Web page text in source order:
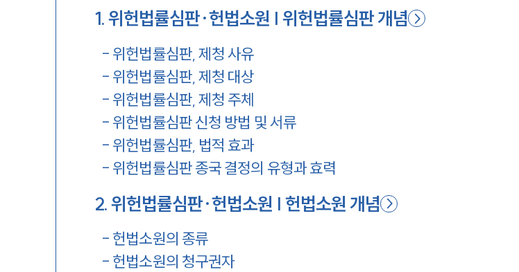
1.위헌법률심판∙헌법소원 | 위헌법률심판 개념
- 위헌법률심판, 제청 사유
- 위헌법률심판, 제청 대상
- 위헌법률심판, 제청 주체
- 위헌법률심판 신청 방법 및 서류
- 위헌법률심판, 법적 효과
- 위헌법률심판 종국 결정의 유형과 효력
2.위헌법률심판∙헌법소원 | 헌법소원 개념
- 헌법소원의 종류
- 헌법소원의 청구권자